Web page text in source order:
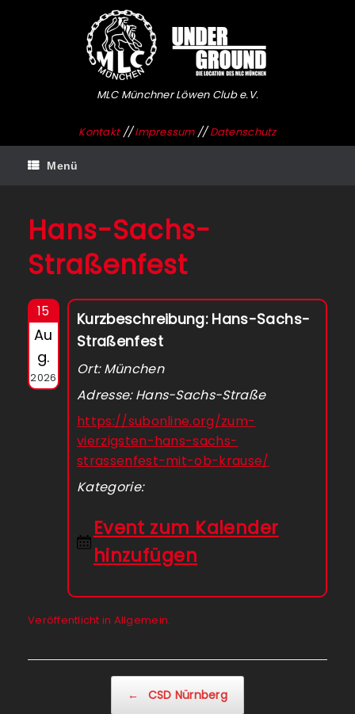
MLC Münchner Löwen Club e.V.
Kontakt//Impressum//Datenschutz
Menü
Hans-Sachs-
Straßenfest
15
Au
g.
2026
Kurzbeschreibung: Hans-Sachs-
Straßenfest
Ort: München
Adresse: Hans-Sachs-Straße
https://subonline.org/zum-
vierzigsten-hans-sachs-
strassenfest-mit-ob-krause/
Kategorie:
Event zum Kalender
hinzufügen
Veröffentlicht in Allgemein.
← CSD Nürnberg